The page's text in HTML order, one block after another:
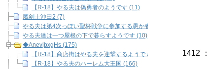
1412
【R-18】やる夫は偽勇者のようです (11)
魔剣士沖田2 (7)
やる夫は第4次っぽい聖杯戦争に参加する愚か者のようです (5)
やる夫達は一つ屋根の下で暮らすようです (10)
◆AnevjbxgHs (175)
【R-18】商店街はやる夫を迎撃するようです (9)
【R-18】やる夫のハーレム大王国 (166)